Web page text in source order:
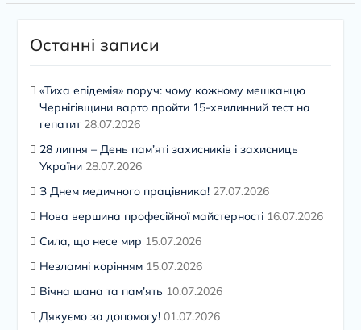
Останні записи
«Тиха епідемія» поруч: чому кожному мешканцю
Чернігівщини варто пройти 15-хвилинний тест на
гепатит 28.07.2026
28 липня – День пам’яті захисників і захисниць
України 28.07.2026
З Днем медичного працівника! 27.07.2026
Нова вершина професійної майстерності 16.07.2026
Сила, що несе мир 15.07.2026
Незламні корінням 15.07.2026
Вічна шана та пам’ять 10.07.2026
Дякуємо за допомогу! 01.07.2026